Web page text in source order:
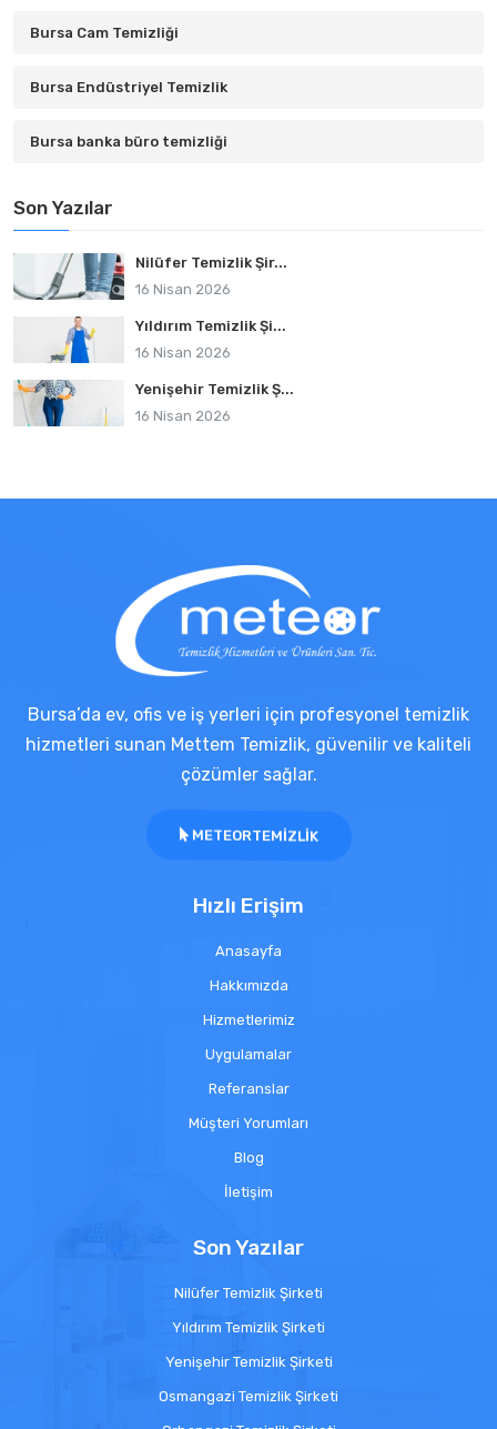
Bursa Cam Temizliği
Bursa Endüstriyel Temizlik
Bursa banka büro temizliği
Son Yazılar
Nilüfer Temizlik Şir...
16 Nisan 2026
Yıldırım Temizlik Şi...
16 Nisan 2026
Yenişehir Temizlik Ş...
16 Nisan 2026
Bursa’da ev, ofis ve iş yerleri için profesyonel temizlik
hizmetleri sunan Mettem Temizlik, güvenilir ve kaliteli
çözümler sağlar.
METEORTEMIZLIK
Hızlı Erişim
Anasayfa
Hakkımızda
Hizmetlerimiz
Uygulamalar
Referanslar
Müşteri Yorumları
Blog
İletişim
Son Yazılar
Nilüfer Temizlik Şirketi
Yıldırım Temizlik Şirketi
Yenişehir Temizlik Şirketi
Osmangazi Temizlik Şirketi